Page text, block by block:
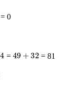
= 0
= 49 + 32 = 81